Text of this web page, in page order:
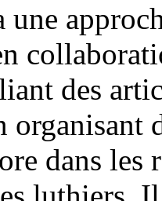
des
organisant
dans